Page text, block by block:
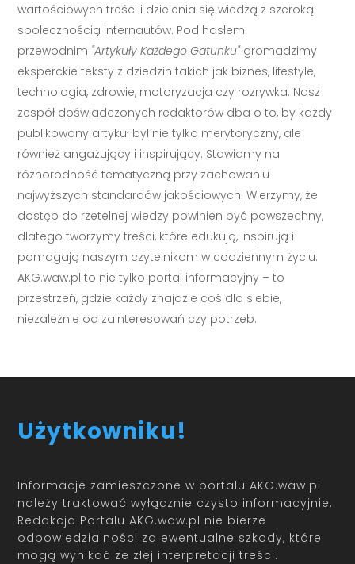
wartościowych treści i dzielenia się wiedzą z szeroką
społecznością internautów. Pod hasłem
przewodnim "Artykuły Każdego Gatunku"gromadzimy
eksperckie teksty z dziedzin takich jak biznes, lifestyle,
technologia, zdrowie, motoryzacja czy rozrywka. Nasz
zespół doświadczonych redaktorów dba o to, by każdy
publikowany artykuł był nie tylko merytoryczny, ale
również angażujący i inspirujący. Stawiamy na
różnorodność tematyczną przy zachowaniu
najwyższych standardów jakościowych. Wierzymy, że
dostęp do rzetelnej wiedzy powinien być powszechny,
dlatego tworzymy treści, które edukują, inspirują i
pomagają naszym czytelnikom w codziennym życiu.
AKG.waw.pl to nie tylko portal informacyjny – to
przestrzeń, gdzie każdy znajdzie coś dla siebie,
niezależnie od zainteresowań czy potrzeb.
Użytkowniku!
Informacje zamieszczone w portalu AKG.waw.pl
należy traktować wyłącznie czysto informacyjnie.
Redakcja Portalu AKG.waw.pl nie bierze
odpowiedzialności za ewentualne szkody, które
mogą wynikać ze złej interpretacji treści.